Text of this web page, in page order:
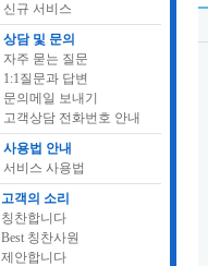
신규 서비스
상담 및 문의
자주 묻는 질문
1:1질문과 답변
문의메일 보내기
고객상담 전화번호 안내
사용법 안내
서비스 사용법
고객의 소리
칭찬합니다
Best 칭찬사원
제안합니다